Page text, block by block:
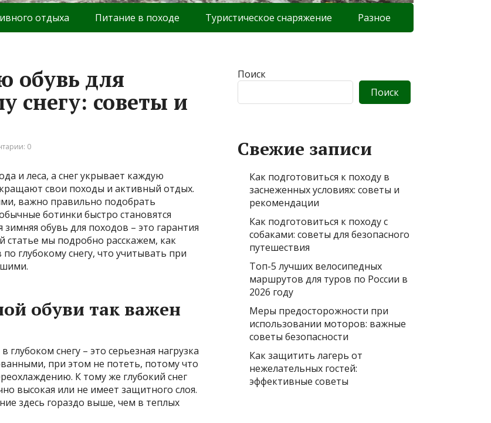
отдыха Питание в походе Туристическое снаряжение Разное
обувь для
снегу: советы и
0
и леса, а снег укрывает каждую
свои походы и активный отдых.
важно правильно подобрать
ботинки быстро становятся
обувь для походов – это гарантия
статье мы подробно расскажем, как
глубокому снегу, что учитывать при
обуви так важен
снегу – это серьезная нагрузка
при этом не потеть, потому что
К тому же глубокий снег
высокая или не имеет защитного слоя.
здесь гораздо выше, чем в теплых
Поиск
Поиск
Свежие записи
Как подготовиться к походу в
заснеженных условиях: советы и
рекомендации
Как подготовиться к походу с
собаками: советы для безопасного
путешествия
Топ-5 лучших велосипедных
маршрутов для туров по России в
2026 году
Меры предосторожности при
использовании моторов: важные
советы безопасности
Как защитить лагерь от
нежелательных гостей:
эффективные советы